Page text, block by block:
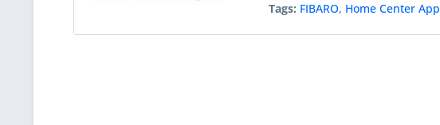
Tags: FIBARO, Home Center App